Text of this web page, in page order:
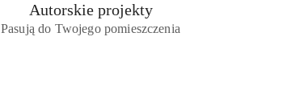
Autorskie projekty
Pasują do Twojego pomieszczenia